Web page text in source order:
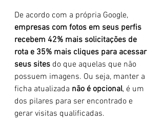
De acordo com a própria Google,
empresas com fotos em seus perfis
recebem 42% mais solicitações de
rota e 35% mais cliques para acessar
seus sites do que aquelas que não
possuem imagens. Ou seja, manter a
ficha atualizada não é opcional, é um
dos pilares para ser encontrado e
gerar visitas qualificadas.